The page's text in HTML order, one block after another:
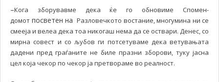
–Кога зборувавме дека ќе го обновиме Спомен-
домот посветен на Разловечкото востание, многумина ни се
смееја и велеа дека тоа никогаш нема да се оствари. Денес, со
мирна совест и со љубов ги потсетуваме дека ветувањата
дадени пред граѓаните не биле празни зборови, туку јасна
цел која чекор по чекор ја претвораме во реалност.